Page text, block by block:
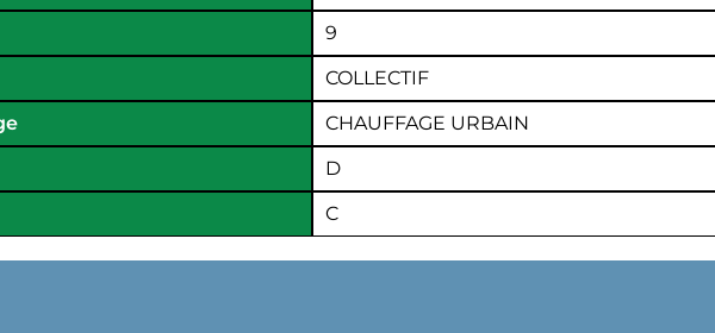
9
COLLECTIF
CHAUFFAGE URBAIN
D
C